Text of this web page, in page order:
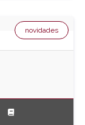
novidades